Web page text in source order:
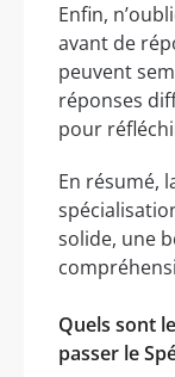
Enfin,
avant de
peuvent
réponses
pour
En résumé,
solide, une
Quels sont
passer le